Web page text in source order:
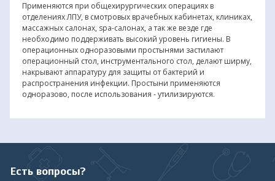
Применяются при общехирургических операциях в
отделениях ЛПУ, в смотровых врачебных кабинетах, клиниках,
массажных салонах, spa-салонах, а так же везде где
необходимо поддерживать высокий уровень гигиены. В
операционных одноразовыми простынями застилают
операционный стол, инструментального стол, делают ширму,
накрывают аппаратуру для защиты от бактерий и
распространения инфекции. Простыни применяются
одноразово, после использования - утилизируются.
Есть вопросы?